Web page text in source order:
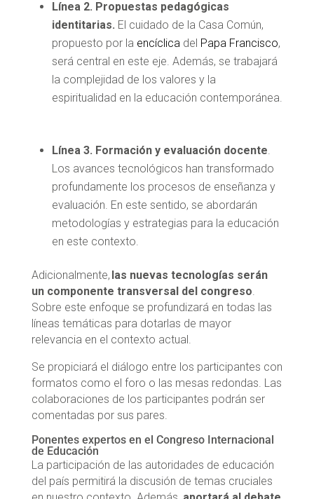
Línea 2. Propuestas pedagógicas
identitarias. El cuidado de la Casa Común,
propuesto por la encíclica del Papa Francisco,
será central en este eje. Además, se trabajará
la complejidad de los valores y la
espiritualidad en la educación contemporánea.
Línea 3. Formación y evaluación docente.
Los avances tecnológicos han transformado
profundamente los procesos de enseñanza y
evaluación. En este sentido, se abordarán
metodologías y estrategias para la educación
en este contexto.
Adicionalmente, las nuevas tecnologías serán
un componente transversal del congreso.
Sobre este enfoque se profundizará en todas las
líneas temáticas para dotarlas de mayor
relevancia en el contexto actual.
Se propiciará el diálogo entre los participantes con
formatos como el foro o las mesas redondas. Las
colaboraciones de los participantes podrán ser
comentadas por sus pares.
Ponentes expertos en el Congreso Internacional
de Educación
La participación de las autoridades de educación
del país permitirá la discusión de temas cruciales